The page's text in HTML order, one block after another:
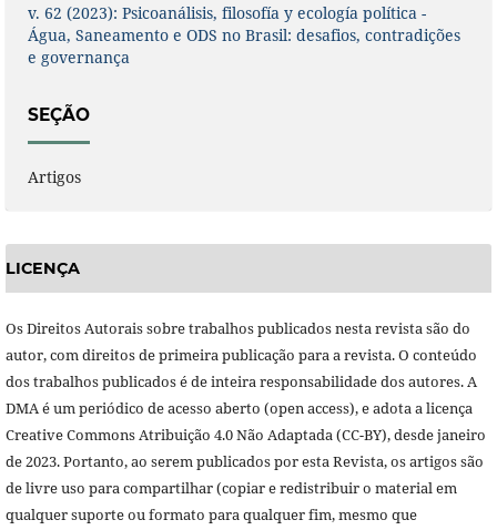
v. 62 (2023): Psicoanálisis, filosofía y ecología política -
Água, Saneamento e ODS no Brasil: desafios, contradições
e governança
SEÇÃO
Artigos
LICENÇA
Os Direitos Autorais sobre trabalhos publicados nesta revista são do
autor, com direitos de primeira publicação para a revista. O conteúdo
dos trabalhos publicados é de inteira responsabilidade dos autores. A
DMA é um periódico de acesso aberto (open access), e adota a licença
Creative Commons Atribuição 4.0 Não Adaptada (CC-BY), desde janeiro
de 2023. Portanto, ao serem publicados por esta Revista, os artigos são
de livre uso para compartilhar (copiar e redistribuir o material em
qualquer suporte ou formato para qualquer fim, mesmo que